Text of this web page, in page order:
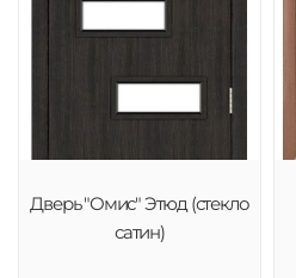
Дверь "Омис" Этюд (стекло
сатин)